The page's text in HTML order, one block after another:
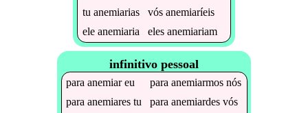
tu anemiarias vós anemiaríeis
ele anemiaria eles anemiariam
infinitivo pessoal
paraanemiareu paraanemiarmos nós
paraanemiares tu paraanemiardes vós